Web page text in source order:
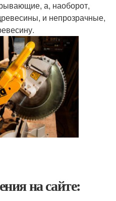
а, наоборот,
и непрозрачные,
на сайте: